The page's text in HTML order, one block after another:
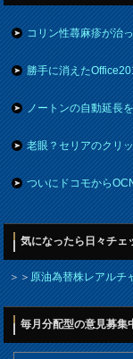
コリン性蕁麻疹が治
勝手に消えた
ノートンの自動延長
老眼？セリアのクリ
ついにドコモから
気になったら日々チェ
＞＞原油為替株レアルチ
毎月分配型の意見募集